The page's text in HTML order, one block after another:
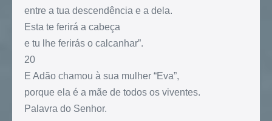
entre a tua descendência e a dela.
Esta te ferirá a cabeça
e tu lhe ferirás o calcanhar”.
20
E Adão chamou à sua mulher “Eva”,
porque ela é a mãe de todos os viventes.
Palavra do Senhor.